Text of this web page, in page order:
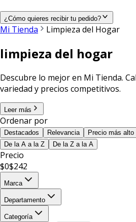
¿Cómo quieres recibir tu pedido?
Mi Tienda Limpieza del Hogar
limpieza del hogar
Descubre lo mejor en Mi Tienda.
variedad y precios competitivos.
Leer más
Ordenar por
Destacados Relevancia Precio más alto
De la A a la Z
De la Z a la A
Precio
$0$242
Marca
Departamento
Categoría